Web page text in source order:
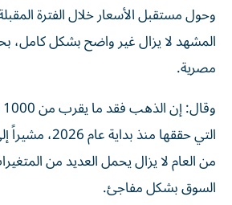
وحول مستقبل الأسعار خلال الفترة
المشهد لا يزال غير واضح بشكل
مصرية.
التي حققها منذ
من العام لا يزال يحمل العديد من
السوق بشكل مفاجئ.